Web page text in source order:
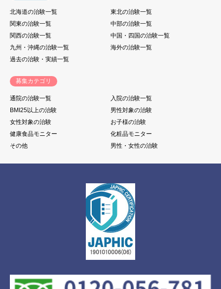
北海道の治験一覧
東北の治験一覧
関東の治験一覧
中部の治験一覧
関西の治験一覧
中国・四国の治験一覧
九州・沖縄の治験一覧
海外の治験一覧
過去の治験・実績一覧
募集カテゴリ
通院の治験一覧
入院の治験一覧
BMI25以上の治験
男性対象の治験
女性対象の治験
お子様の治験
健康食品モニター
化粧品モニター
その他
男性・女性の治験